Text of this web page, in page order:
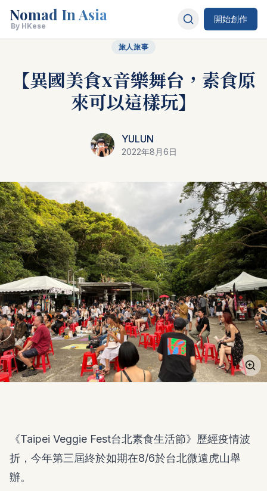
Nomad In Asia
By HKese
開始創作
旅人旅事
【異國美食x音樂舞台，素食原
來可以這樣玩】
YULUN
2022年8月6日
《Taipei Veggie Fest台北素食生活節》歷經疫情波
折，今年第三屆終於如期在8/6於台北微遠虎山舉
辦。